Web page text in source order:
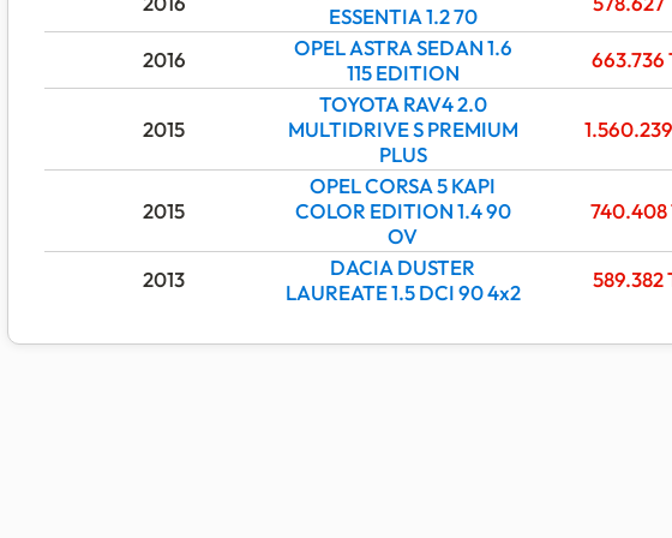
ESSENTIA 1.2 70
2016
OPEL ASTRA SEDAN 1.6
115 EDITION
663.736
2015
TOYOTA RAV4 2.0
MULTIDRIVE S PREMIUM
PLUS
1.560.239
2015
OPEL CORSA 5 KAPI
COLOR EDITION 1.4 90
OV
740.408
2013
DACIA DUSTER
LAUREATE 1.5 DCI 90 4x2
589.382